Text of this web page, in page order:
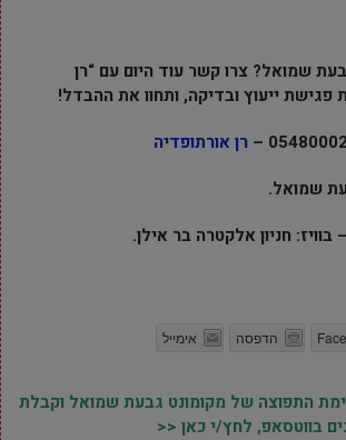
שמואל? צרו קשר עוד היום עם “רן
פגישת ייעוץ ובדיקה, ותחוו את ההבדל!
רן אורתופדיה
.
חניון אלקטרה בר אילן.
הדפסה אימייל
התפוצה של מקומונט גבעת שמואל וקבלת
בווטסאפ, לחץ/י כאן <<